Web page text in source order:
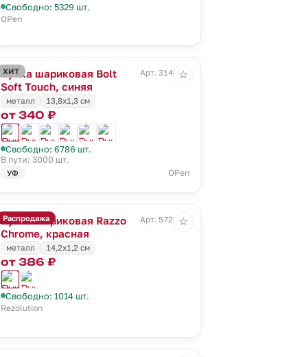
Свободно: 5329 шт.
OPen
ХИТ
Ручка шариковая Bolt
Soft Touch, синяя
Арт. 3140.40
металл 13,8х1,3 см
от 340 ₽
Свободно: 6786 шт.
В пути: 3000 шт.
УФ OPen
☆
Распродажа
Ручка шариковая Razzo
Chrome, красная
Арт. 5728.50
металл 14,2х1,2 см
от 386 ₽
Свободно: 1014 шт.
Rezolution
☆